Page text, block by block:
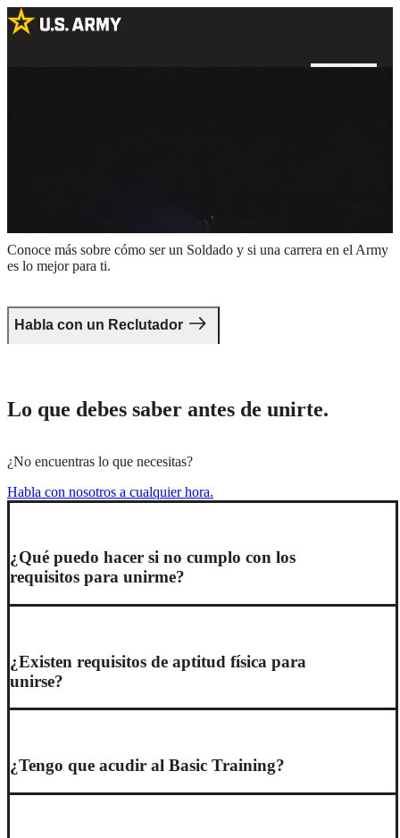
Conoce más sobre cómo ser un Soldado y si una carrera en el Army
es lo mejor para ti.
Habla con un Reclutador
Lo que debes saber antes de unirte.
¿No encuentras lo que necesitas?
Habla con nosotros a cualquier hora.
¿Qué puedo hacer si no cumplo con los
requisitos para unirme?
¿Existen requisitos de aptitud física para
unirse?
¿Tengo que acudir al Basic Training?